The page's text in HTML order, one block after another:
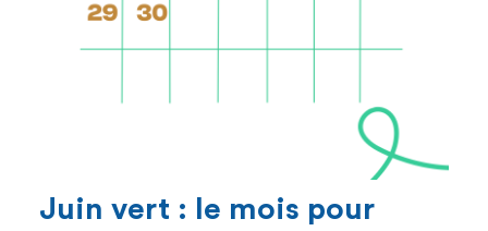
Juin vert : le mois pour